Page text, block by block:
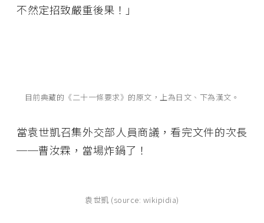
不然定招致嚴重後果！」
目前典藏的《二十一條要求》的原文，上為日文、下為漢文。
當袁世凱召集外交部人員商議，看完文件的次長
──曹汝霖，當場炸鍋了！
袁世凱 (source: wikipidia)